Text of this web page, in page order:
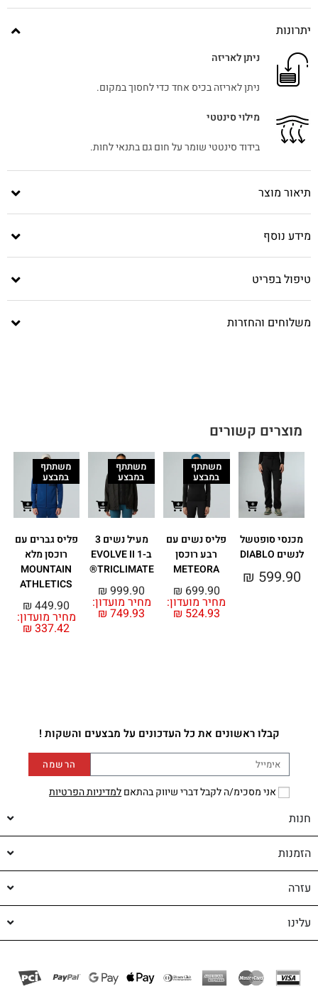
יתרונות
ניתן לאריזה
ניתן לאריזה בכיס אחד כדי לחסוך במקום.
מילוי סינטטי
בידוד סינטטי שומר על חום גם בתנאי לחות.
תיאור מוצר
מידע נוסף
טיפול בפריט
משלוחים והחזרות
מוצרים קשורים
מכנסי סופטשל
לנשים DIABLO
₪ 599.90
משתתף
במבצע
פליס נשים עם
רבע רוכסן
METEORA
מחיר מועדון:
₪ 524.93
₪ 699.90
משתתף
במבצע
מעיל נשים 3
ב-1 EVOLVE II
TRICLIMATE®
מחיר מועדון:
₪ 749.93
₪ 999.90
משתתף
במבצע
פליס גברים עם
רוכסן מלא
MOUNTAIN
ATHLETICS
מחיר מועדון:
₪ 337.42
₪ 449.90
קבלו ראשונים את כל העדכונים על מבצעים והשקות !
אני מסכימ/ה לקבל דברי שיווק בהתאםלמדיניות הפרטיות
הרשמה
חנות
הזמנות
עזרה
עלינו